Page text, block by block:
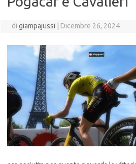
di giampajussi Dicembre 26, 2024